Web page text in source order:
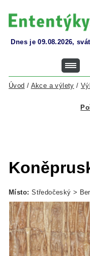
Dnes je 09.08.2026,
Úvod / Akce a výlety /
Místo: Středočeský >